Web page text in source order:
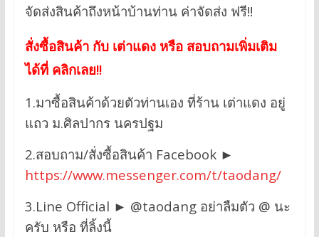
จัดส่งสินค้าถึงหน้าบ้านท่าน ค่าจัดส่ง ฟรี!!
สั่งซื้อสินค้า กับ เต่าแดง หรือ สอบถามเพิ่มเติม
ได้ที่ คลิกเลย!!
1.มาซื้อสินค้าด้วยตัวท่านเอง ที่ร้าน เต่าแดง อยู่
แถว ม.ศิลปากร นครปฐม
2.สอบถาม/สั่งซื้อสินค้า Facebook ►
https://www.messenger.com/t/taodang/
3.Line Official ► @taodang อย่าลืมตัว @ นะ
ครับ หรือ ที่ลิ้งนี้